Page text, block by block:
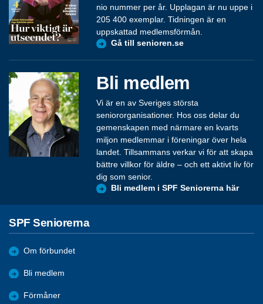
nio nummer per år. Upplagan är nu uppe i
205 400 exemplar. Tidningen är en
uppskattad medlemsförmån.
Gå till senioren.se
Bli medlem
Vi är en av Sveriges största
seniororganisationer. Hos oss delar du
gemenskapen med närmare en kvarts
miljon medlemmar i föreningar över hela
landet. Tillsammans verkar vi för att skapa
bättre villkor för äldre – och ett aktivt liv för
dig som senior.
Bli medlem i SPF Seniorerna här
SPF Seniorerna
Om förbundet
Bli medlem
Förmåner